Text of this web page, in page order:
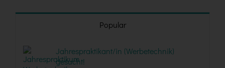
Popular
Jahrespraktikant/in (Werbetechnik)
gesucht!